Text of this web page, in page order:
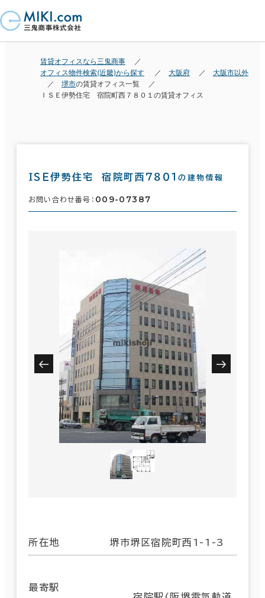
賃貸オフィスなら三鬼商事
オフィス物件検索(近畿)から探す
大阪府
大阪市以外
堺市の賃貸オフィス一覧
ＩＳＥ伊勢住宅 宿院町西７８０１の賃貸オフィス
ＩＳＥ伊勢住宅 宿院町西７８０１の建物情報
お問い合わせ番号： 009-07387
所在地 堺市堺区宿院町西1-1-3
最寄駅